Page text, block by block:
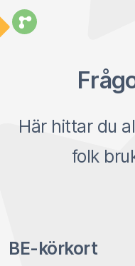
Här hittar du
folk
BE-körkort